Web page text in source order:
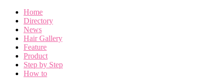
Home
Directory
News
Hair Gallery
Feature
Product
Step by Step
How to